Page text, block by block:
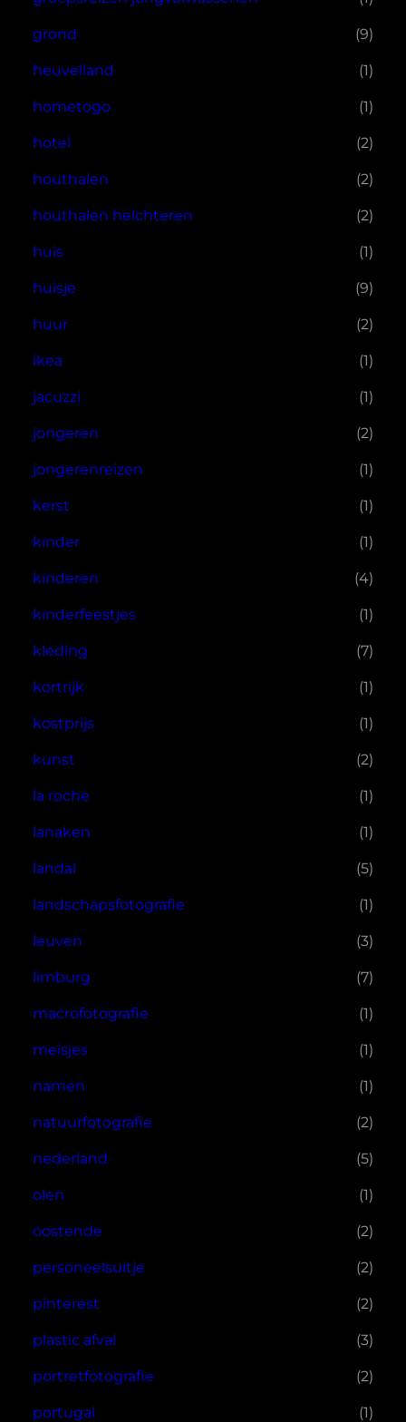
grond (9)
heuvelland (1)
hometogo (1)
hotel (2)
houthalen (2)
houthalen helchteren (2)
huis (1)
huisje (9)
huur (2)
ikea (1)
jacuzzi (1)
jongeren (2)
jongerenreizen (1)
kerst (1)
kinder (1)
kinderen (4)
kinderfeestjes (1)
kleding (7)
kortrijk (1)
kostprijs (1)
kunst (2)
la roche (1)
lanaken (1)
landal (5)
landschapsfotografie (1)
leuven (3)
limburg (7)
macrofotografie (1)
meisjes (1)
namen (1)
natuurfotografie (2)
nederland (5)
olen (1)
oostende (2)
personeelsuitje (2)
pinterest (2)
plastic afval (3)
portretfotografie (2)
portugal (1)